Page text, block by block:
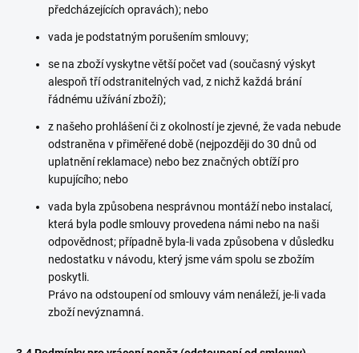
předcházejících opravách); nebo
vada je podstatným porušením smlouvy;
se na zboží vyskytne větší počet vad (současný výskyt
alespoň tří odstranitelných vad, z nichž každá brání
řádnému užívání zboží);
z našeho prohlášení či z okolností je zjevné, že vada nebude
odstraněna v přiměřené době (nejpozději do 30 dnů od
uplatnění reklamace) nebo bez značných obtíží pro
kupujícího; nebo
vada byla způsobena nesprávnou montáží nebo instalací,
která byla podle smlouvy provedena námi nebo na naši
odpovědnost; případně byla-li vada způsobena v důsledku
nedostatku v návodu, který jsme vám spolu se zbožím
poskytli.
Právo na odstoupení od smlouvy vám nenáleží, je-li vada
zboží nevýznamná.